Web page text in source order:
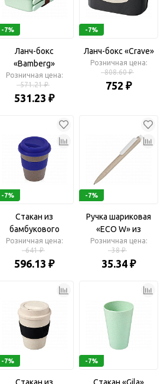
-7%
Ланч-бокс
«Bamberg»
Розничная цена:
571.21 ₽
531.23 ₽
-7%
Ланч-бокс «Crave»
Розничная цена:
808.60 ₽
752 ₽
-7%
Стакан из
бамбукового
волокна «Café»
Розничная цена:
641 ₽
596.13 ₽
-7%
Ручка шариковая
«ECO W» из
пшеничной соломы
Розничная цена:
38 ₽
35.34 ₽
-7% -7%